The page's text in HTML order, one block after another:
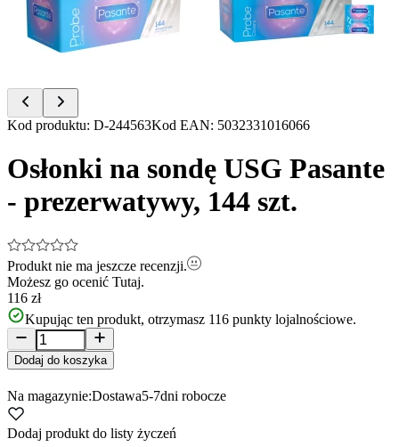
Item
of
2
Kod produktu: D-244563Kod EAN: 5032331016066
Osłonki na sondę USG Pasante
- prezerwatywy, 144 szt.
Produkt nie ma jeszcze recenzji.
Możesz go ocenić Tutaj.
116 zł
Kupując ten produkt, otrzymasz 116 punkty lojalnościowe.
Dodaj do koszyka
Na magazynie:Dostawa5-7dni robocze
Dodaj produkt do listy życzeń